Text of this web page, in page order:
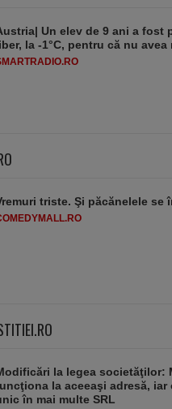
Un elev de 9 ani a
la -1°C, pentru că nu avea
triste. Şi păcănelele se
la legea societăţilor:
la aceeaşi adresă,
în mai multe SRL